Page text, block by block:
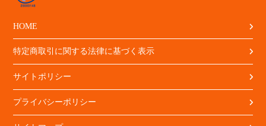
HOME
特定商取引に関する法律に基づく表示
サイトポリシー
プライバシーポリシー